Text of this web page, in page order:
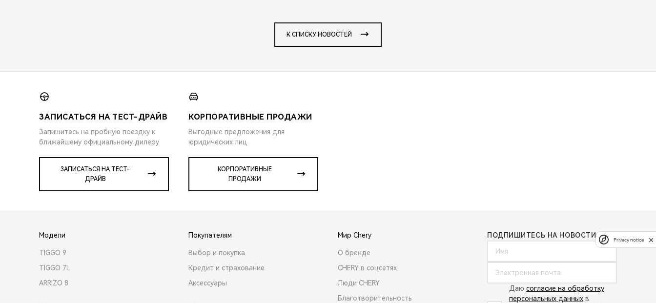
К СПИСКУ НОВОСТЕЙ
ЗАПИСАТЬСЯ НА ТЕСТ-ДРАЙВ
Запишитесь на пробную поездку к
ближайшему официальному дилеру
ЗАПИСАТЬСЯ НА ТЕСТ-
ДРАЙВ
КОРПОРАТИВНЫЕ ПРОДАЖИ
Выгодные предложения для
юридических лиц
КОРПОРАТИВНЫЕ
ПРОДАЖИ
Модели
TIGGO 9
TIGGO 7L
ARRIZO 8
Покупателям
Выбор и покупка
Кредит и страхование
Аксессуары
Мир Chery
О бренде
CHERY в соцсетях
Люди CHERY
Благотворительность
ПОДПИШИТЕСЬ НА НОВОСТИ:
Даю согласие на обработку
персональных данных в
Privacy notice